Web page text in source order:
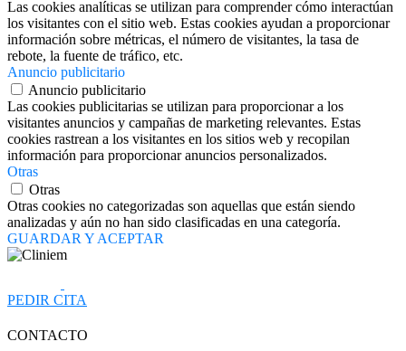
Las cookies analíticas se utilizan para comprender cómo interactúan
los visitantes con el sitio web. Estas cookies ayudan a proporcionar
información sobre métricas, el número de visitantes, la tasa de
rebote, la fuente de tráfico, etc.
Anuncio publicitario
Anuncio publicitario
Las cookies publicitarias se utilizan para proporcionar a los
visitantes anuncios y campañas de marketing relevantes. Estas
cookies rastrean a los visitantes en los sitios web y recopilan
información para proporcionar anuncios personalizados.
Otras
Otras
Otras cookies no categorizadas son aquellas que están siendo
analizadas y aún no han sido clasificadas en una categoría.
GUARDAR Y ACEPTAR
PEDIR CITA
CONTACTO